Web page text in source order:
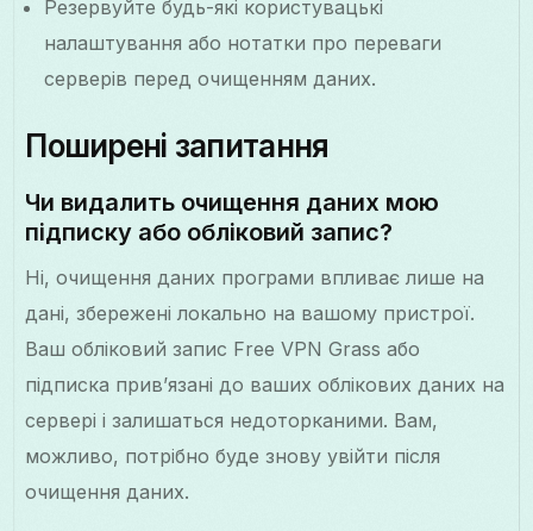
Резервуйте будь-які користувацькі
налаштування або нотатки про переваги
серверів перед очищенням даних.
Поширені запитання
Чи видалить очищення даних мою
підписку або обліковий запис?
Ні, очищення даних програми впливає лише на
дані, збережені локально на вашому пристрої.
Ваш обліковий запис Free VPN Grass або
підписка прив’язані до ваших облікових даних на
сервері і залишаться недоторканими. Вам,
можливо, потрібно буде знову увійти після
очищення даних.